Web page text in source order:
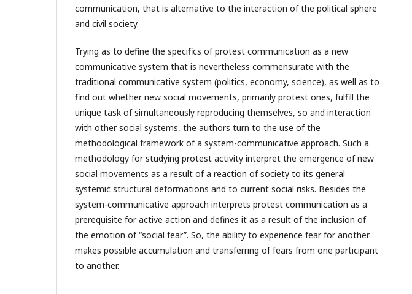
communication, that is alternative to the interaction of the political sphere
and civil society.
Trying as to define the specifics of protest communication as a new
communicative system that is nevertheless commensurate with the
traditional communicative system (politics, economy, science), as well as to
find out whether new social movements, primarily protest ones, fulfill the
unique task of simultaneously reproducing themselves, so and interaction
with other social systems, the authors turn to the use of the
methodological framework of a system-communicative approach. Such a
methodology for studying protest activity interpret the emergence of new
social movements as a result of a reaction of society to its general
systemic structural deformations and to current social risks. Besides the
system-communicative approach interprets protest communication as a
prerequisite for active action and defines it as a result of the inclusion of
the emotion of “social fear”. So, the ability to experience fear for another
makes possible accumulation and transferring of fears from one participant
to another.